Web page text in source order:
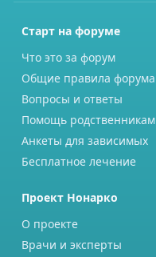
Старт на форуме
Что это за форум
Общие правила форума
Вопросы и ответы
Помощь родственникам
Анкеты для зависимых
Бесплатное лечение
Проект Нонарко
О проекте
Врачи и эксперты